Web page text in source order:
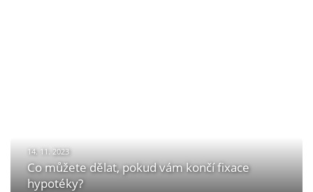
14. 11. 2023
Co můžete dělat, pokud vám končí fixace
hypotéky?